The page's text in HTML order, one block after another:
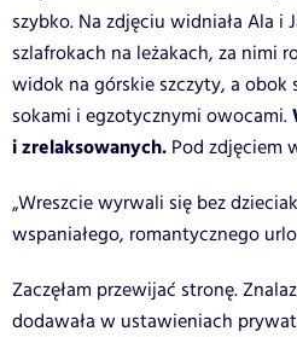
szybko. Na zdjęciu widniała Ala i
szlafrokach na leżakach, za nimi
widok na górskie szczyty, a obok
sokami i egzotycznymi owocami.
i zrelaksowanych. Pod zdjęciem
„Wreszcie wyrwali się bez
wspaniałego, romantycznego
Zaczęłam przewijać stronę.
dodawała w ustawieniach